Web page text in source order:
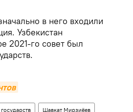
в него входили
Узбекистан
2021-го совет был
Шавкат Мирзиёев